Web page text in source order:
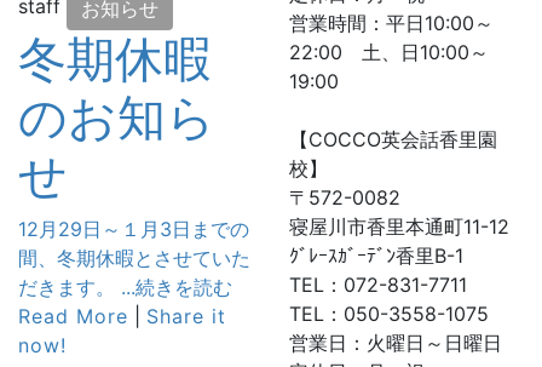
staff
お知らせ
冬期休暇
のお知ら
せ
12月29日～１月3日までの
間、冬期休暇とさせていた
だきます。 ...続きを読む
Read More
Share it
now!
営業時間：平日10:00～
22:00 土、日10:00～
19:00
【COCCO英会話香里園
校】
〒572-0082
寝屋川市香里本通町11-12
ｸﾞﾚｰｽｶﾞｰﾃﾞﾝ香里B-1
TEL：072-831-7711
TEL：050-3558-1075
営業日：火曜日～日曜日